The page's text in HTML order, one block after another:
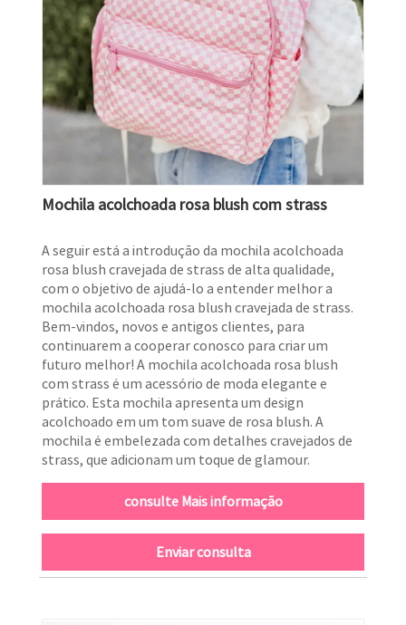
Mochila acolchoada rosa blush com strass
A seguir está a introdução da mochila acolchoada
rosa blush cravejada de strass de alta qualidade,
com o objetivo de ajudá-lo a entender melhor a
mochila acolchoada rosa blush cravejada de strass.
Bem-vindos, novos e antigos clientes, para
continuarem a cooperar conosco para criar um
futuro melhor! A mochila acolchoada rosa blush
com strass é um acessório de moda elegante e
prático. Esta mochila apresenta um design
acolchoado em um tom suave de rosa blush. A
mochila é embelezada com detalhes cravejados de
strass, que adicionam um toque de glamour.
consulte Mais informação
Enviar consulta